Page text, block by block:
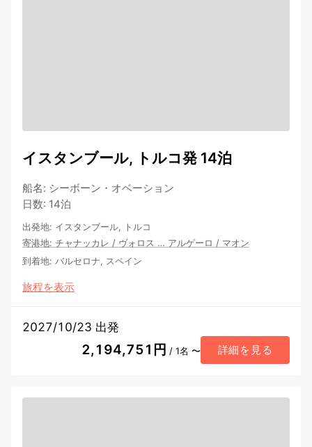
イスタンブール, トルコ発 14泊
船名: シーボーン・オベーション
日数: 14泊
出発地: イスタンブール, トルコ
寄港地: チャナッカレ / ヴォロス … アルゲーロ / マオン
到着地: バルセロナ, スペイン
旅程を表示
2027/10/23 出発
2,194,751円 / 1名 〜 詳細を見る